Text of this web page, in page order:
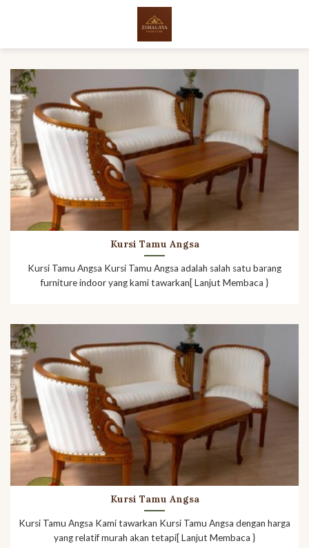
Kursi Tamu Angsa
Kursi Tamu Angsa Kursi Tamu Angsa adalah salah satu barang
furniture indoor yang kami tawarkan[ Lanjut Membaca }
Kursi Tamu Angsa
Kursi Tamu Angsa Kami tawarkan Kursi Tamu Angsa dengan harga
yang relatif murah akan tetapi[ Lanjut Membaca }